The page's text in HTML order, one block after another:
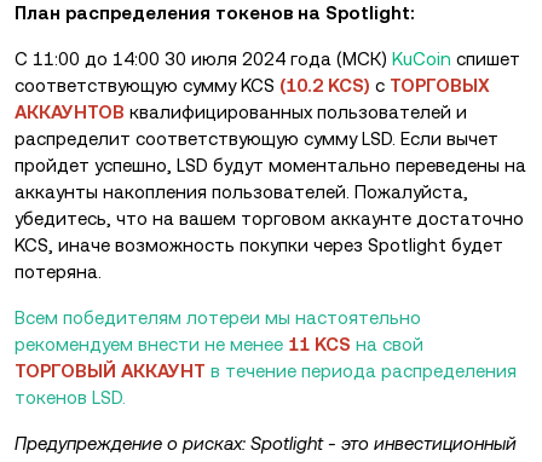
План распределения токенов на Spotlight:
С 11:00 до 14:00 30 июля 2024 года (МСК) KuCoin спишет
соответствующую сумму KCS (10.2 KCS) с ТОРГОВЫХ
АККАУНТОВ квалифицированных пользователей и
распределит соответствующую сумму LSD. Если вычет
пройдет успешно, LSD будут моментально переведены на
аккаунты накопления пользователей. Пожалуйста,
убедитесь, что на вашем торговом аккаунте достаточно
KCS, иначе возможность покупки через Spotlight будет
потеряна.
Всем победителям лотереи мы настоятельно
рекомендуем внести не менее 11 KCS на свой
ТОРГОВЫЙ АККАУНТ в течение периода распределения
токенов LSD.
Предупреждение о рисках: Spotlight - это инвестиционный